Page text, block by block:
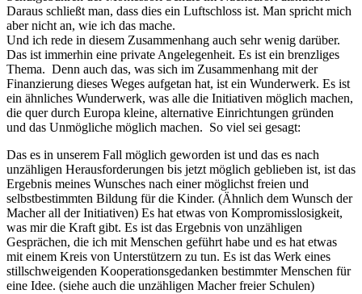
Daraus schließt man, dass dies ein Luftschloss ist. Man spricht mich
aber nicht an, wie ich das mache.
Und ich rede in diesem Zusammenhang auch sehr wenig darüber.
Das ist immerhin eine private Angelegenheit. Es ist ein brenzliges
Thema. Denn auch das, was sich im Zusammenhang mit der
Finanzierung dieses Weges aufgetan hat, ist ein Wunderwerk. Es ist
ein ähnliches Wunderwerk, was alle die Initiativen möglich machen,
die quer durch Europa kleine, alternative Einrichtungen gründen
und das Unmögliche möglich machen. So viel sei gesagt:
Das es in unserem Fall möglich geworden ist und das es nach
unzähligen Herausforderungen bis jetzt möglich geblieben ist, ist das
Ergebnis meines Wunsches nach einer möglichst freien und
selbstbestimmten Bildung für die Kinder. (Ähnlich dem Wunsch der
Macher all der Initiativen) Es hat etwas von Kompromisslosigkeit,
was mir die Kraft gibt. Es ist das Ergebnis von unzähligen
Gesprächen, die ich mit Menschen geführt habe und es hat etwas
mit einem Kreis von Unterstützern zu tun. Es ist das Werk eines
stillschweigenden Kooperationsgedanken bestimmter Menschen für
eine Idee. (siehe auch die unzähligen Macher freier Schulen)